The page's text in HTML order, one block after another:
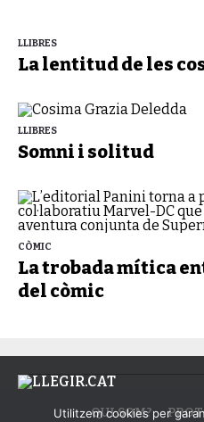
LLIBRES
La lentitud de les
LLIBRES
Somni i solitud
CÒMIC
La trobada mítica
del còmic
QUI SOM?
Utilitzem cookies per